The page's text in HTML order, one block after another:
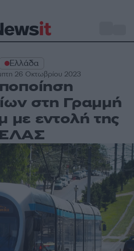
Ελλάδα
26 Οκτωβρίου 2023
στη Γραμμή
με εντολή της
ΕΛΑΣ